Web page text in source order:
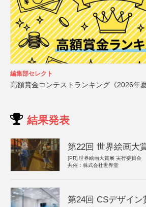
編集部セレクト
高額賞金コンテストランキング《2026年夏
結果発表
第22回 世界絵画大
[PR] 世界絵画大賞展 実行委員会
共催：株式会社世界堂
第24回 CSデザイン